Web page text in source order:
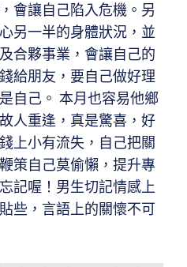
會讓自己陷入危機。另
另一半的身體狀況，並
合夥事業，會讓自己的
給朋友，要自己做好理
自己。 本月也容易他鄉
人重逢，真是驚喜，好
上小有流失，自己把關
策自己莫偷懶，提升專
記喔！男生切記情感上
些，言語上的關懷不可